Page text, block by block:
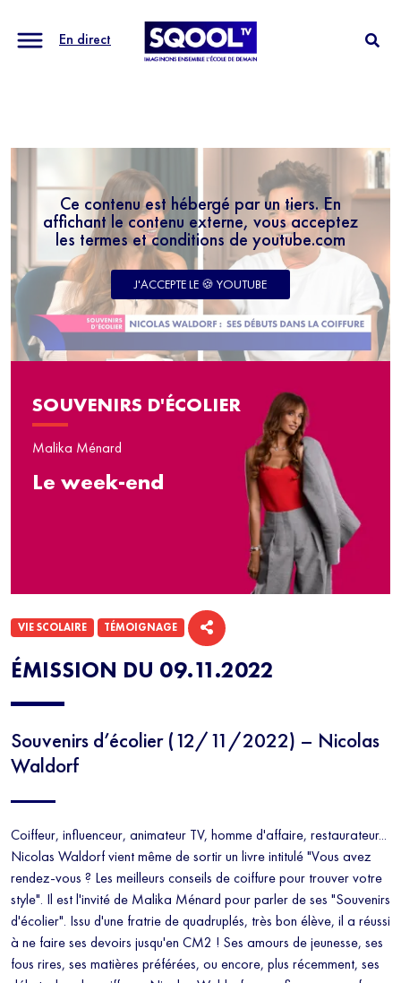
En direct
Ce contenu est hébergé par un tiers. En
affichant le contenu externe, vous acceptez
les termes et conditions de youtube.com
J'ACCEPTE LE 🍪 YOUTUBE
ÉMISSION DU 09.11.2022
Souvenirs d’écolier (12/11/2022) – Nicolas
Waldorf
Coiffeur, influenceur, animateur TV, homme d'affaire, restaurateur...
Nicolas Waldorf vient même de sortir un livre intitulé "Vous avez
rendez-vous ? Les meilleurs conseils de coiffure pour trouver votre
style". Il est l'invité de Malika Ménard pour parler de ses "Souvenirs
d'écolier". Issu d'une fratrie de quadruplés, très bon élève, il a réussi
à ne faire ses devoirs jusqu'en CM2 ! Ses amours de jeunesse, ses
fous rires, ses matières préférées, ou encore, plus récemment, ses
VIE SCOLAIRE TÉMOIGNAGE
SOUVENIRS D'ÉCOLIER
Malika Ménard
Le week-end